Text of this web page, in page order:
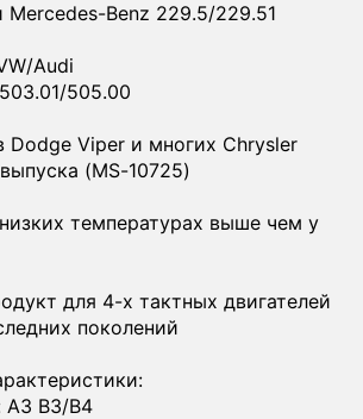
Benz 229.5/229.51
Audi
505.00
Dodge Viper и многих Chrysler
(MS-10725)
температурах выше чем у
для 4-х тактных двигателей
поколений
A3 B3/B4